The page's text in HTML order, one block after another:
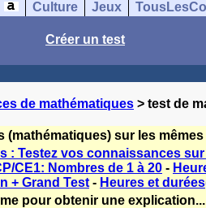
Culture Jeux
Créer un test
de mathématiques > test de
sur les mêmes
: Testez vos connaissances
CE1: Nombres de 1 à 20 -
+ Grand Test - Heures et
pour obtenir une explication...